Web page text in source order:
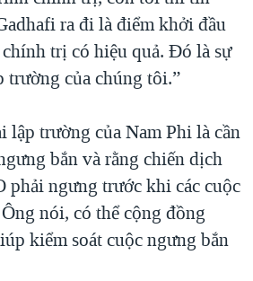
ra đi là điểm khởi đầu
trị có hiệu quả. Đó là sự
trường của chúng tôi.”
lập trường của Nam Phi là cần
bắn và rằng chiến dịch
phải ngưng trước khi các cuộc
nói, có thể cộng đồng
kiểm soát cuộc ngưng bắn